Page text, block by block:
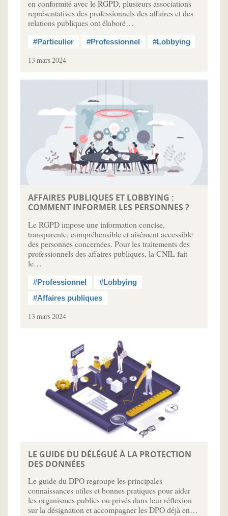
en conformité avec le RGPD, plusieurs associations
représentatives des professionnels des affaires et des
relations publiques ont élaboré…
#Particulier #Professionnel #Lobbying
13 mars 2024
AFFAIRES PUBLIQUES ET LOBBYING :
COMMENT INFORMER LES PERSONNES ?
Le RGPD impose une information concise,
transparente, compréhensible et aisément accessible
des personnes concernées. Pour les traitements des
professionnels des affaires publiques, la CNIL fait
le…
#Professionnel
#Lobbying
#Affaires publiques
13 mars 2024
LE GUIDE DU DÉLÉGUÉ À LA PROTECTION
DES DONNÉES
Le guide du DPO regroupe les principales
connaissances utiles et bonnes pratiques pour aider
les organismes publics ou privés dans leur réflexion
sur la désignation et accompagner les DPO déjà en…